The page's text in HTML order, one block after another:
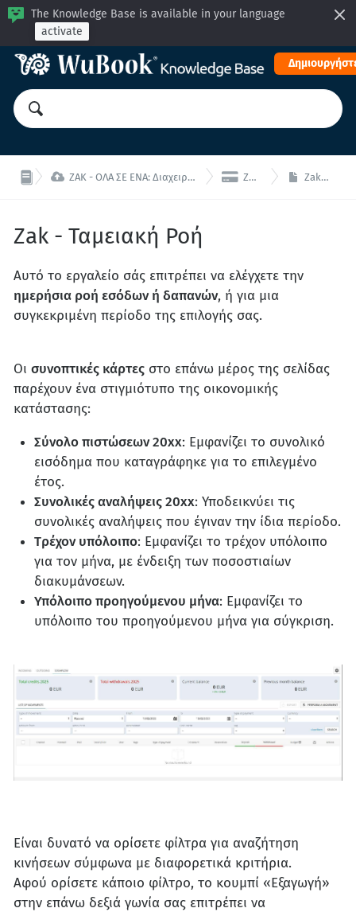
The Knowledge Base is available in your language
activate
 ZAK - ΟΛΑ ΣΕ ΕΝΑ: Διαχειριστείτε το κατάλυμα σας από μία ενιαία διεπαφή!  Zak - Οικονομικά Zak - Ταμειακή Ροή
Zak - Ταμειακή Ροή
Αυτό το εργαλείο σάς επιτρέπει να ελέγχετε την
ημερήσια ροή εσόδων ή δαπανών, ή για μια
συγκεκριμένη περίοδο της επιλογής σας.
Οι συνοπτικές κάρτες στο επάνω μέρος της σελίδας
παρέχουν ένα στιγμιότυπο της οικονομικής
κατάστασης:
Σύνολο πιστώσεων 20xx: Εμφανίζει το συνολικό
εισόδημα που καταγράφηκε για το επιλεγμένο
έτος.
Συνολικές αναλήψεις 20xx: Υποδεικνύει τις
συνολικές αναλήψεις που έγιναν την ίδια περίοδο.
Τρέχον υπόλοιπο: Εμφανίζει το τρέχον υπόλοιπο
για τον μήνα, με ένδειξη των ποσοστιαίων
διακυμάνσεων.
Υπόλοιπο προηγούμενου μήνα: Εμφανίζει το
υπόλοιπο του προηγούμενου μήνα για σύγκριση.
Είναι δυνατό να ορίσετε φίλτρα για αναζήτηση
κινήσεων σύμφωνα με διαφορετικά κριτήρια.
Αφού ορίσετε κάποιο φίλτρο, το κουμπί «Εξαγωγή»
στην επάνω δεξιά γωνία σας επιτρέπει να